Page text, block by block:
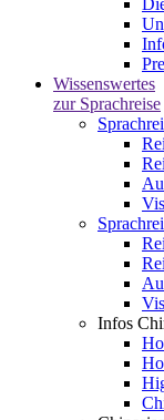
Wissenswertes
zur Sprachreise
Infos